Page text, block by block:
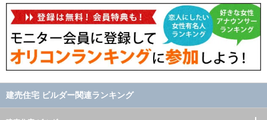
建売住宅 ビルダー関連ランキング